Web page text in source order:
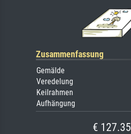
Zusammenfassung
Gemälde
Veredelung
Keilrahmen
Aufhängung
€ 127.35